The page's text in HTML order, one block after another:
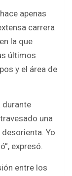
apenas
carrera
la que
últimos
y el área de
durante
una
Yo
expresó.
entre los